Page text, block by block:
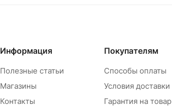
Информация
Полезные статьи
Магазины
Контакты
Покупателям
Способы оплаты
Условия доставки
Гарантия на товар